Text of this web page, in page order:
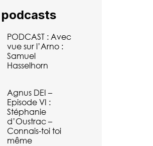
PODCAST : Avec
vue sur l’Arno :
Samuel
Hasselhorn
Agnus DEI –
Episode VI :
Stéphanie
d’Oustrac –
Connais-toi toi
même